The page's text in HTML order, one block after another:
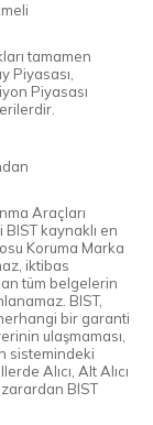
tamamen
Piyasası,
Piyasası
Araçları
kaynaklı en
Koruma Marka
iktibas
tüm belgelerin
BIST,
bir garanti
ulaşmaması,
sistemindeki
Alıcı, Alt Alıcı
BIST